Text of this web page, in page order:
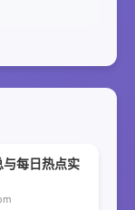
每日热点实